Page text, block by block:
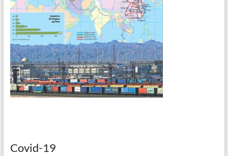
Covid-19